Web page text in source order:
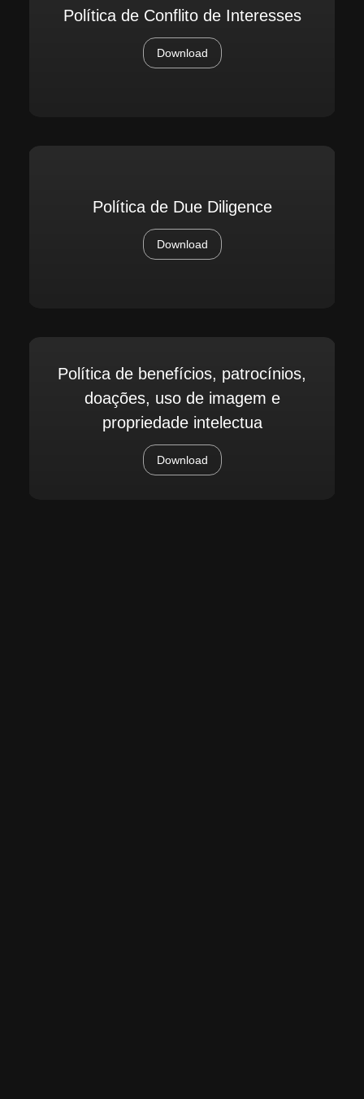
Política de Conflito de Interesses
Download
Política de Due Diligence
Download
Política de benefícios, patrocínios,
doações, uso de imagem e
propriedade intelectua
Download